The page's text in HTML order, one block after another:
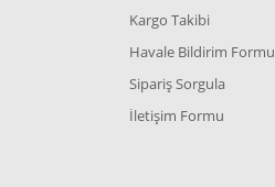
Kargo Takibi
Havale Bildirim Formu
Sipariş Sorgula
İletişim Formu